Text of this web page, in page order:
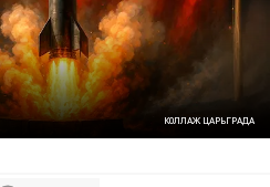
КОЛЛАЖ ЦАРЬГРАДА